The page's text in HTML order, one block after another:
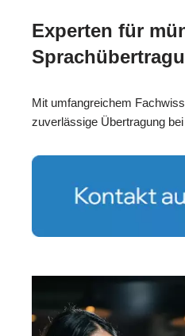
Experten für
Mit umfangreichem
zuverlässige Übertragung